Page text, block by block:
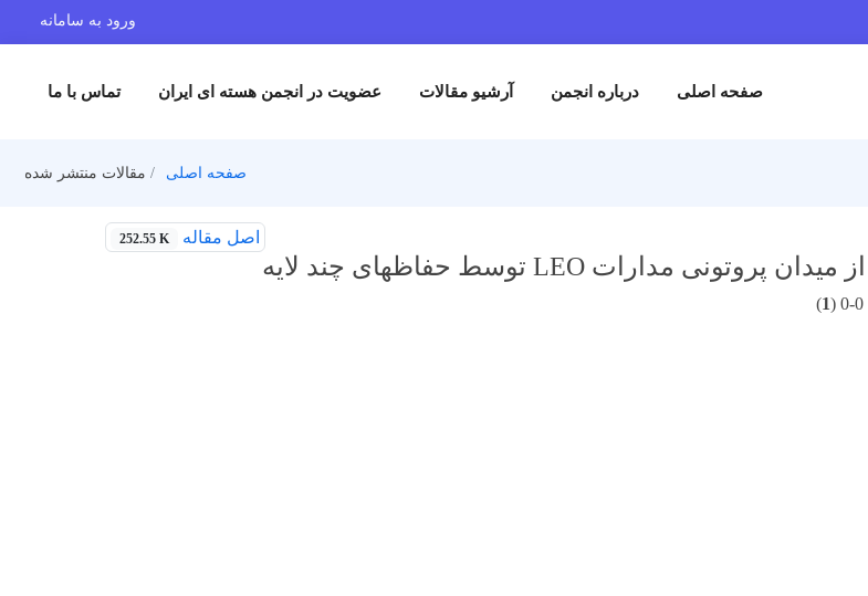
ورود به سامانه
صفحه اصلی درباره انجمن آرشیو مقالات عضویت در انجمن هسته ای ایران تماس با ما
صفحه اصلی مقالات منتشر شده
اصل مقاله 252.55 K
1
)